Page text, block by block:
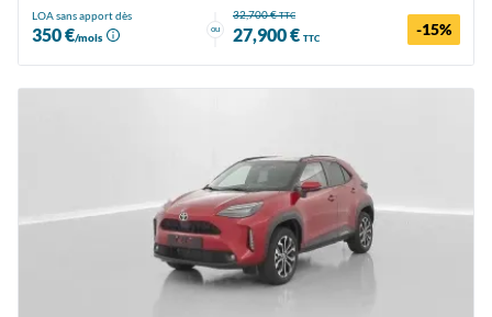
LOA sans apport dès
350 €/mois
ou
32,700 €TTC
27,900 € TTC -15%